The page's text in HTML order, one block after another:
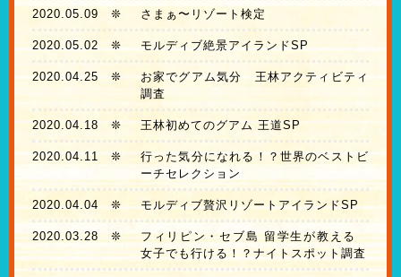
2020.05.09 ❊ さまぁ〜リゾート検定
2020.05.02❊ モルディブ絶景アイランドSP
2020.04.25 ❊
お家でグアム気分 王林アクティビティ
調査
2020.04.18❊ 王林初めてのグアム 王道SP
2020.04.11❊
行った気分になれる！？世界のベストビ
ーチセレクション
2020.04.04 ❊ モルディブ贅沢リゾートアイランドSP
2020.03.28❊
フィリピン・セブ島 留学生が教える
女子でも行ける！？ナイトスポット調査